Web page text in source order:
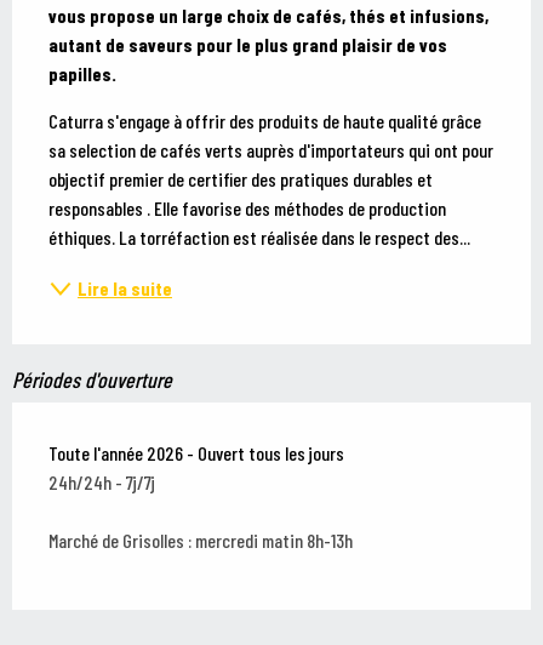
vous propose un large choix de cafés, thés et infusions,
autant de saveurs pour le plus grand plaisir de vos
papilles.
Caturra s'engage à offrir des produits de haute qualité grâce
sa selection de cafés verts auprès d'importateurs qui ont pour
objectif premier de certifier des pratiques durables et
responsables . Elle favorise des méthodes de production
éthiques. La torréfaction est réalisée dans le respect des...
Lire la suite
Périodes d'ouverture
Toute l'année 2026 - Ouvert tous les jours
24h/24h - 7j/7j
Marché de Grisolles : mercredi matin 8h-13h